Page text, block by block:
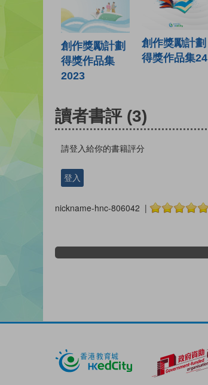
創作獎勵計劃
得獎作品集
2023
創作獎勵計劃
得獎作品集24
讀者書評 (3)
請登入給你的書籍評分
登入
nickname-hnc-806042 |